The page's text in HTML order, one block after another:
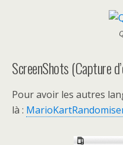
ScreenShots (Capture
Pour avoir les autres
là :